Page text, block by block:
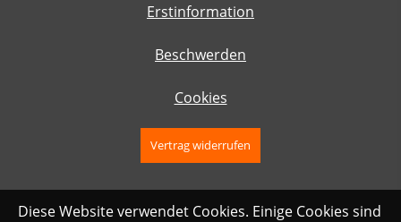
Erstinformation
Beschwerden
Cookies
Vertrag widerrufen
Diese Website verwendet Cookies. Einige Cookies sind